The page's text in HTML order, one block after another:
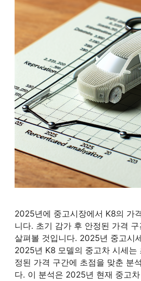
2025년에 중고시장에서 K8의 가
니다. 초기 감가 후 안정된 가격
살펴볼 것입니다. 2025년 중고시
2025년 K8 모델의 중고차 시세는
정된 가격 구간에 초점을 맞춘 분
다. 이 분석은 2025년 현재 중고